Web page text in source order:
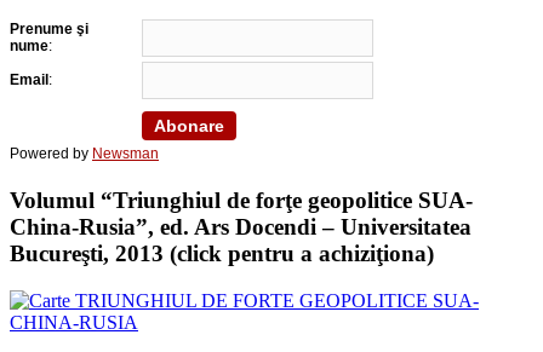
Prenume şi
nume:
Email :
Powered by Newsman
Volumul “Triunghiul de forţe geopolitice SUA-
China-Rusia”, ed. Ars Docendi – Universitatea
Bucureşti, 2013 (click pentru a achiziţiona)